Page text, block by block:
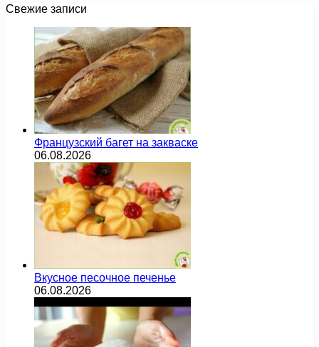
Свежие записи
Французский багет на закваске
06.08.2026
Вкусное песочное печенье
06.08.2026